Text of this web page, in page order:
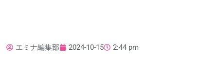
エミナ編集部 2024-10-15 2:44 pm